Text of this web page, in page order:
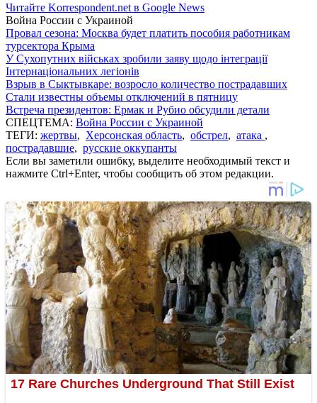
Читайте Korrespondent.net в Google News
Война России с Украиной
Провал сезона: Москва будет платить пособия работникам
турсектора Крыма
У Сухопутних військах зробили заяву щодо інтеграції
Інтернаціональних легіонів
Взрыв в Сыктывкаре: возросло количество пострадавших
Стали известны объемы отключений в пятницу
Встреча президентов: Ермак и Рубио обсудили детали
СПЕЦТЕМА: Война России с Украиной
ТЕГИ: жертвы, Херсонская область, обстрел, атака ,
пострадавшие, русские оккупанты
Если вы заметили ошибку, выделите необходимый текст и
нажмите Ctrl+Enter, чтобы сообщить об этом редакции.